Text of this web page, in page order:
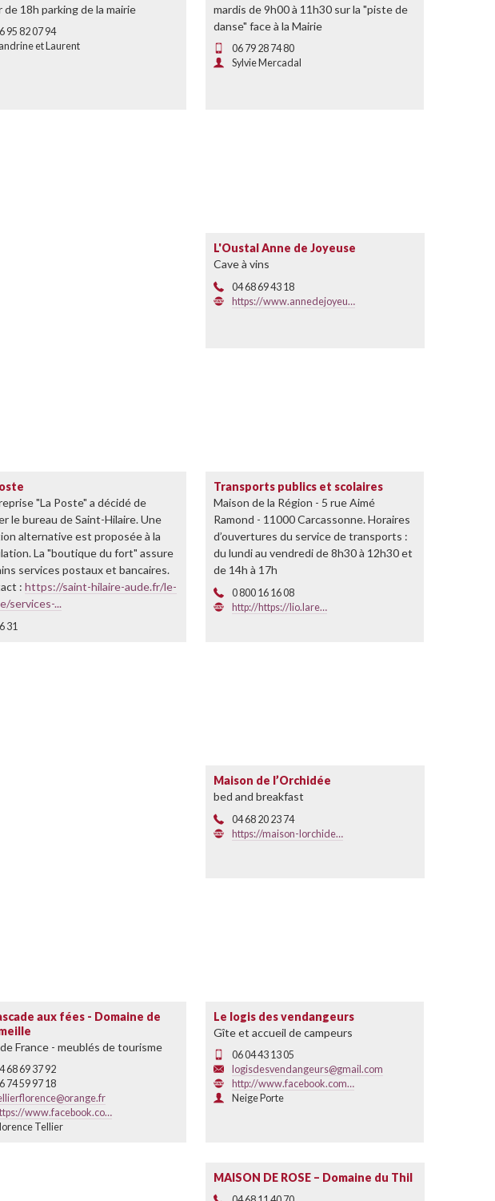
de 18h parking de la mairie
95 82 07 94
et Laurent
mardis de 9h00 à 11h30 sur la "piste de
danse" face à la Mairie
06 79 28 74 80
Sylvie Mercadal
L'Oustal Anne de Joyeuse
Cave à vins
04 68 69 43 18
https://www.annedejoyeu…
"La Poste" a décidé de
le bureau de Saint-Hilaire. Une
alternative est proposée à la
La "boutique du fort" assure
services postaux et bancaires.
:https://saint-hilaire-aude.fr/le-
services-...
31
Transports publics et scolaires
Maison de la Région - 5 rue Aimé
Ramond - 11000 Carcassonne. Horaires
d’ouvertures du service de transports :
du lundi au vendredi de 8h30 à 12h30 et
de 14h à 17h
0 800 16 16 08
http://https://lio.lare…
Maison de l’Orchidée
bed and breakfast
04 68 20 23 74
https://maison-lorchide…
aux fées - Domaine de
France - meublés de tourisme
68 69 37 92
74 59 97 18
www.facebook.co…
Tellier
Le logis des vendangeurs
Gîte et accueil de campeurs
06 04 43 13 05
logisdesvendangeurs@gmail.com
http://www.facebook.com…
Neige Porte
MAISON DE ROSE – Domaine du Thil